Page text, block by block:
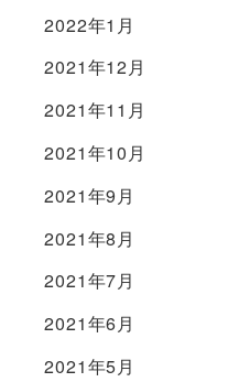
2022年1月
2021年12月
2021年11月
2021年10月
2021年9月
2021年8月
2021年7月
2021年6月
2021年5月